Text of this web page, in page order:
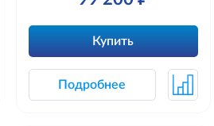
Купить
Подробнее